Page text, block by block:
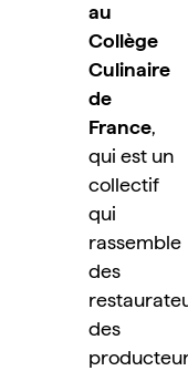
au
Collège
Culinaire
de
France,
qui est un
collectif
qui
rassemble
des
des